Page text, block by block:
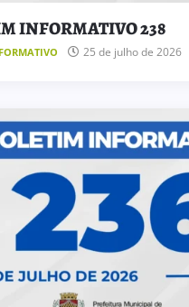
INFORMATIVO 238
25 de julho de 2026